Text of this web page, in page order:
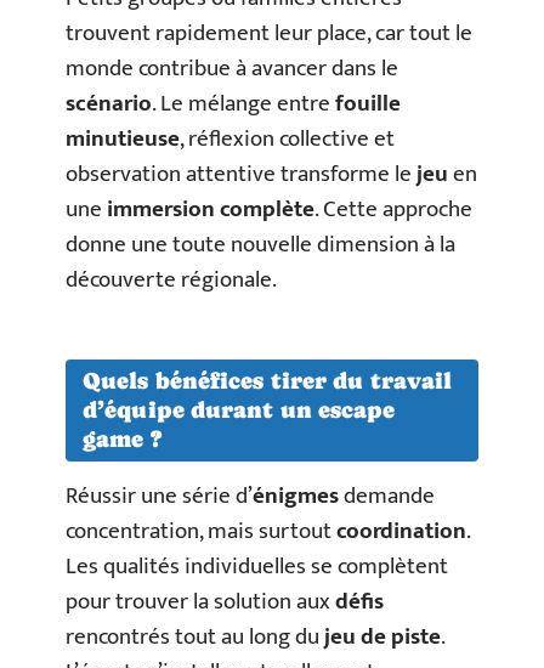
trouvent rapidement leur place, car tout le
monde contribue à avancer dans le
scénario. Le mélange entrefouille
minutieuse, réflexion collective et
observation attentive transforme lejeuen
uneimmersion complète. Cette approche
donne une toute nouvelle dimension à la
découverte régionale.
Quels bénéfices tirer du travail
d’équipe durant un escape
game ?
Réussir une série d’énigmesdemande
concentration, mais surtoutcoordination.
Les qualités individuelles se complètent
pour trouver la solution auxdéfis
rencontrés tout au long dujeu de piste.